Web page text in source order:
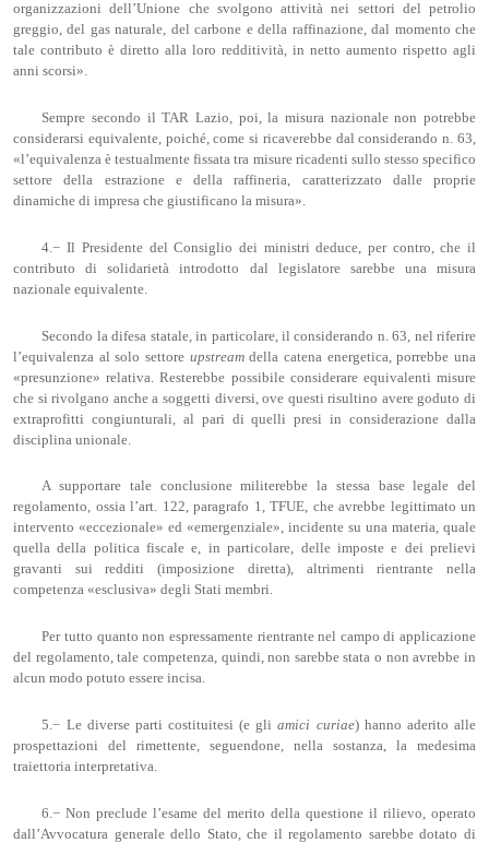
organizzazioni dell’Unione che svolgono attività nei settori del petrolio
greggio, del gas naturale, del carbone e della raffinazione, dal momento che
tale contributo è diretto alla loro redditività, in netto aumento rispetto agli
anni scorsi».
Sempre secondo il TAR Lazio, poi, la misura nazionale non potrebbe
considerarsi equivalente, poiché, come si ricaverebbe dal considerando n. 63,
«l’equivalenza è testualmente fissata tra misure ricadenti sullo stesso specifico
settore della estrazione e della raffineria, caratterizzato dalle proprie
dinamiche di impresa che giustificano la misura».
4.− Il Presidente del Consiglio dei ministri deduce, per contro, che il
contributo di solidarietà introdotto dal legislatore sarebbe una misura
nazionale equivalente.
Secondo la difesa statale, in particolare, il considerando n. 63, nel riferire
l’equivalenza al solo settore upstreamdella catena energetica, porrebbe una
«presunzione» relativa. Resterebbe possibile considerare equivalenti misure
che si rivolgano anche a soggetti diversi, ove questi risultino avere goduto di
extraprofitti congiunturali, al pari di quelli presi in considerazione dalla
disciplina unionale.
A supportare tale conclusione militerebbe la stessa base legale del
regolamento, ossia l’art. 122, paragrafo 1, TFUE, che avrebbe legittimato un
intervento «eccezionale» ed «emergenziale», incidente su una materia, quale
quella della politica fiscale e, in particolare, delle imposte e dei prelievi
gravanti sui redditi (imposizione diretta), altrimenti rientrante nella
competenza «esclusiva» degli Stati membri.
Per tutto quanto non espressamente rientrante nel campo di applicazione
del regolamento, tale competenza, quindi, non sarebbe stata o non avrebbe in
alcun modo potuto essere incisa.
5.− Le diverse parti costituitesi (e gliamici curiae) hanno aderito alle
prospettazioni del rimettente, seguendone, nella sostanza, la medesima
traiettoria interpretativa.
6.− Non preclude l’esame del merito della questione il rilievo, operato
dall’Avvocatura generale dello Stato, che il regolamento sarebbe dotato di